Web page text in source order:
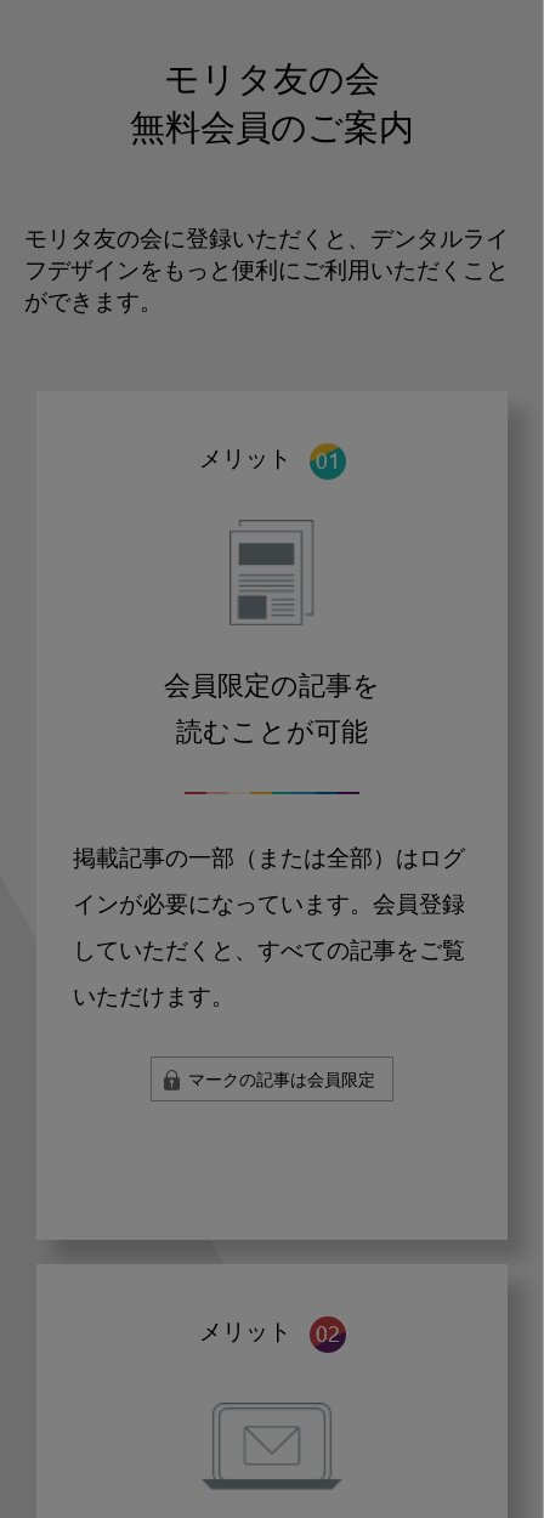
モリタ友の会
無料会員のご案内
モリタ友の会に登録いただくと、デンタルライ
フデザインをもっと便利にご利用いただくこと
ができます。
メリット
会員限定の記事を
読むことが可能
掲載記事の一部（または全部）はログ
インが必要になっています。会員登録
していただくと、すべての記事をご覧
いただけます。
マークの記事は会員限定
メリット